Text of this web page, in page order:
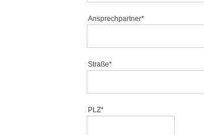
Ansprechpartner*
Straße*
PLZ*